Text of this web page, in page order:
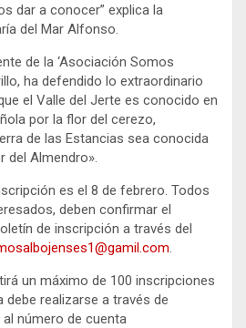
dar a conocer” explica la
del Mar Alfonso.
de la ‘Asociación Somos
ha defendido lo extraordinario
el Valle del Jerte es conocido en
por la flor del cerezo,
de las Estancias sea conocida
del Almendro».
es el 8 de febrero. Todos
deben confirmar el
de inscripción a través del
.
un máximo de 100 inscripciones
debe realizarse a través de
número de cuenta